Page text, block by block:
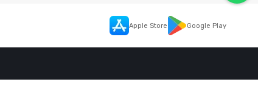
Apple Store Google Play